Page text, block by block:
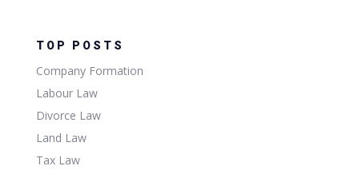
TOP POSTS
Company Formation
Labour Law
Divorce Law
Land Law
Tax Law